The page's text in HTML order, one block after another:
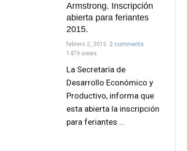
Armstrong. Inscripción
abierta para feriantes
2015.
febrero 2, 2015 2 comments
1479 views
La Secretaría de
Desarrollo Económico y
Productivo, informa que
esta abierta la inscripción
para feriantes ...